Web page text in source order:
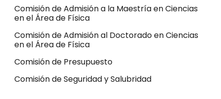
Comisión de Admisión a la Maestría en Ciencias
en el Área de Física
Comisión de Admisión al Doctorado en Ciencias
en el Área de Física
Comisión de Presupuesto
Comisión de Seguridad y Salubridad